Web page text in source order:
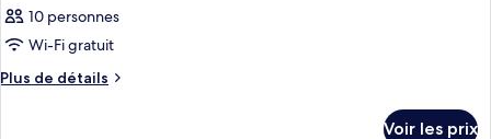
10 personnes
Wi-Fi gratuit
Plus de détails
Plus
Voir les prix